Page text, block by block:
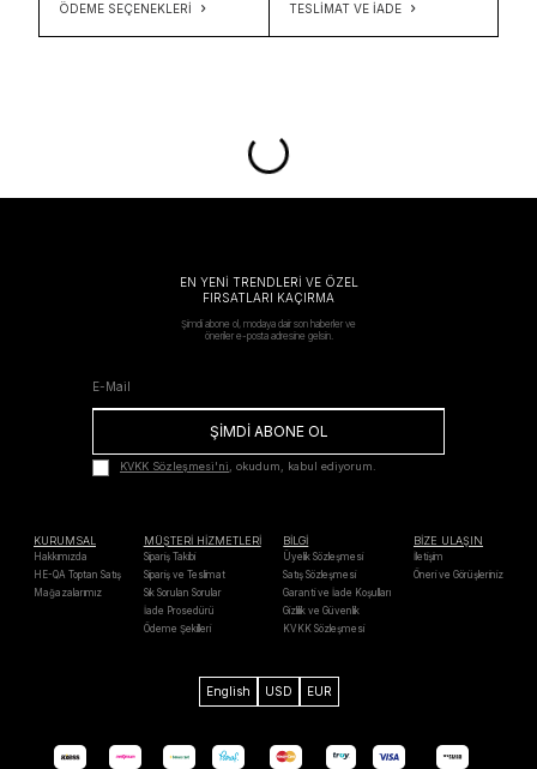
ÖDEME SEÇENEKLERI TESLIMAT VE İADE
EN YENİ TRENDLERİ VE ÖZEL
FIRSATLARI KAÇIRMA
Şimdi abone ol, modaya dair son haberler ve
öneriler e-posta adresine gelsin.
ŞİMDİ ABONE OL
KVKK Sözleşmesi'ni, okudum, kabul ediyorum.
KURUMSAL
Hakkımızda
HE-QA Toptan Satış
Mağazalarımız
MÜŞTERİ HİZMETLERİ
Sipariş Takibi
Sipariş ve Teslimat
Sık Sorulan Sorular
İade Prosedürü
Ödeme Şekilleri
BİLGİ
Üyelik Sözleşmesi
Satış Sözleşmesi
Garanti ve İade Koşulları
Gizlilik ve Güvenlik
KVKK Sözleşmesi
BİZE ULAŞIN
İletişim
Öneri ve Görüşleriniz
English USD EUR